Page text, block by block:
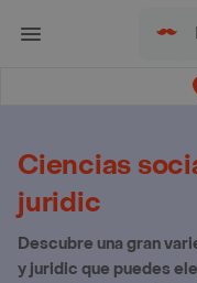
Ciencias
juridic
Descubre una gran
y juridic que puedes